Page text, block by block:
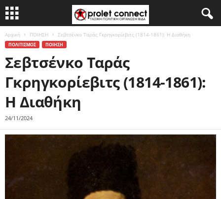
Αρχική ΠΟΙΗΣΗ Σεβτσένκο Ταράς Γκρηγκορίεβιτς (1814-1861): Η Διαθήκη
ΠΟΛΙΤΙΣΜΟΣ ΠΟΙΗΣΗ
Σεβτσένκο Ταράς
Γκρηγκορίεβιτς (1814-1861):
Η Διαθήκη
24/11/2024